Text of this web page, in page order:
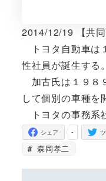
2014/12/19 【共同
トヨタ自動車は
性社員が誕生する
加古氏は１９８
して個別の車種を
トヨタの事務系
-
シェア
森岡孝二